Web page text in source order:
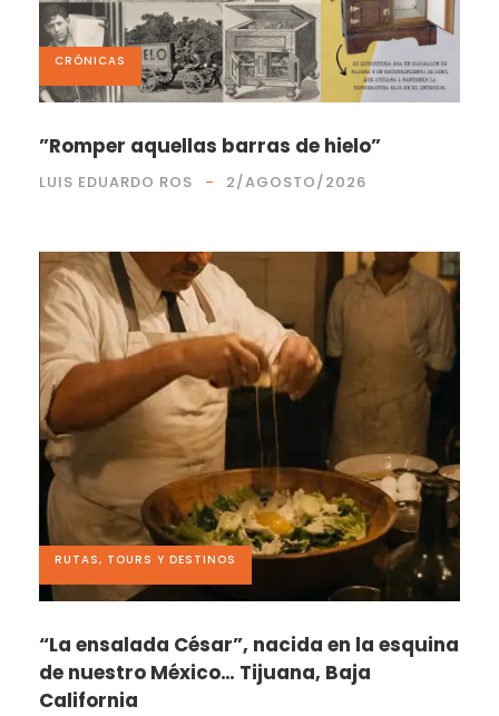
CRÓNICAS
”Romper aquellas barras de hielo”
LUIS EDUARDO ROS 2/AGOSTO/2026
RUTAS, TOURS Y DESTINOS
“La ensalada César”, nacida en la esquina
de nuestro México… Tijuana, Baja
California